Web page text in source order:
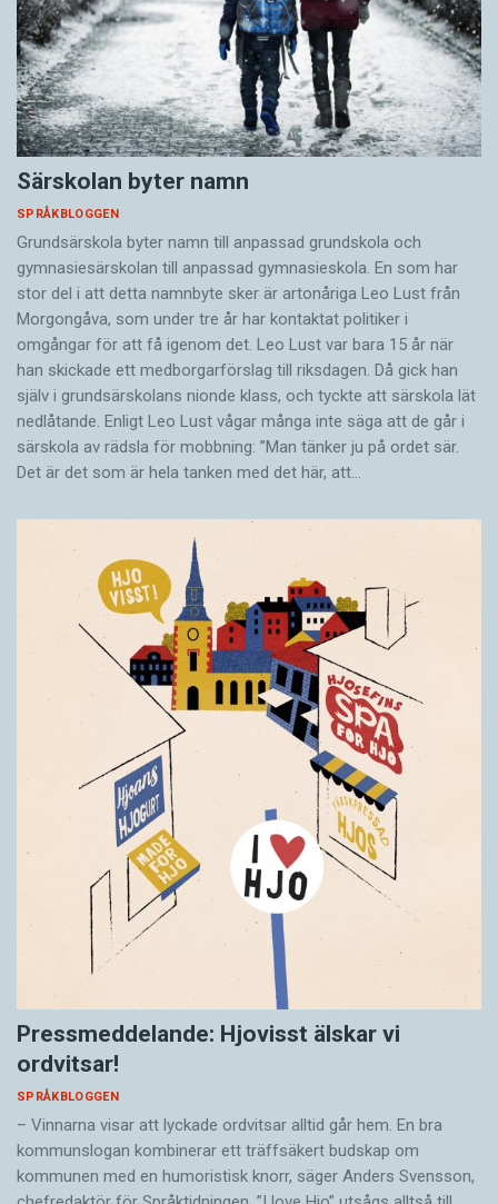
Särskolan byter namn
SPRÅKBLOGGEN
Grundsärskola byter namn till anpassad grundskola och
gymnasiesärskolan till anpassad gymnasieskola. En som har
stor del i att detta namnbyte sker är artonåriga Leo Lust från
Morgongåva, som under tre år har kontaktat politiker i
omgångar för att få igenom det. Leo Lust var bara 15 år när
han skickade ett medborgarförslag till riksdagen. Då gick han
själv i grundsärskolans nionde klass, och tyckte att särskola lät
nedlåtande. Enligt Leo Lust vågar många inte säga att de går i
särskola av rädsla för mobbning: ”Man tänker ju på ordet sär.
Det är det som är hela tanken med det här, att…
Pressmeddelande: Hjovisst älskar vi
ordvitsar!
SPRÅKBLOGGEN
– Vinnarna visar att lyckade ordvitsar alltid går hem. En bra
kommunslogan kombinerar ett träffsäkert budskap om
kommunen med en humoristisk knorr, säger Anders Svensson,